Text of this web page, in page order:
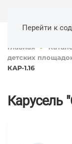
Перейти к
Главная
детских
КАР-1.16
Карусель